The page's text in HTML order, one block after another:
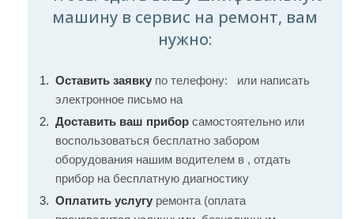
машину в сервис на ремонт, вам
нужно:
Оставить заявку по телефону:
или написать
электронное письмо на
Доставить ваш прибор самостоятельно или
воспользоваться бесплатно забором
оборудования нашим водителем в , отдать
прибор на бесплатную диагностику
Оплатить услугу ремонта (оплата